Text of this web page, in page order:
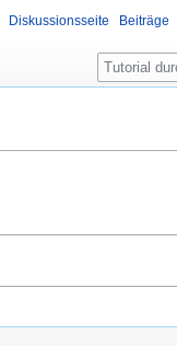
Diskussionsseite Beiträge
Suche